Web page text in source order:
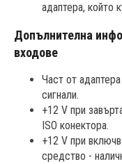
адаптера, който
Допълнителна
входове
Част от
сигнали.
+12 V при
ISO конектора.
+12 V при
средство -